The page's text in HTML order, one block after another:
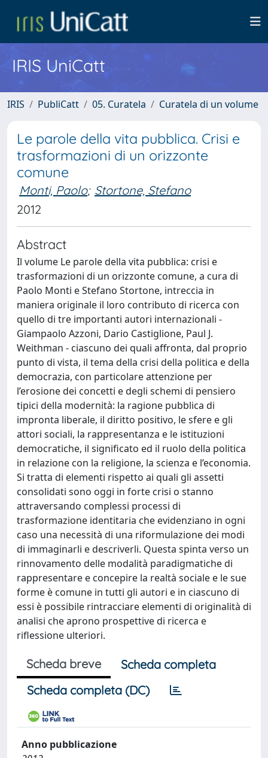
IRIS UniCatt
IRIS PubliCatt 05. Curatela Curatela di un volume
Le parole della vita pubblica. Crisi e
trasformazioni di un orizzonte
comune
Monti, Paolo; Stortone, Stefano
2012
Abstract
Il volume Le parole della vita pubblica: crisi e
trasformazioni di un orizzonte comune, a cura di
Paolo Monti e Stefano Stortone, intreccia in
maniera originale il loro contributo di ricerca con
quello di tre importanti autori internazionali -
Giampaolo Azzoni, Dario Castiglione, Paul J.
Weithman - ciascuno dei quali affronta, dal proprio
punto di vista, il tema della crisi della politica e della
democrazia, con particolare attenzione per
l’erosione dei concetti e degli schemi di pensiero
tipici della modernità: la ragione pubblica di
impronta liberale, il diritto positivo, le sfere e gli
attori sociali, la rappresentanza e le istituzioni
democratiche, il significato ed il ruolo della politica
in relazione con la religione, la scienza e l’economia.
Si tratta di elementi rispetto ai quali gli assetti
consolidati sono oggi in forte crisi o stanno
attraversando complessi processi di
trasformazione identitaria che evidenziano in ogni
caso una necessità di una riformulazione dei modi
di immaginarli e descriverli. Questa spinta verso un
rinnovamento delle modalità paradigmatiche di
rappresentare e concepire la realtà sociale e le sue
forme è comune in tutti gli autori e in ciascuno di
essi è possibile rintracciare elementi di originalità di
analisi che aprono prospettive di ricerca e
riflessione ulteriori.
Scheda breve
Scheda completa
Scheda completa (DC)
Anno pubblicazione